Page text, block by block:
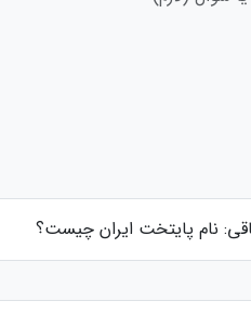
نام پایتخت ایران چیست؟